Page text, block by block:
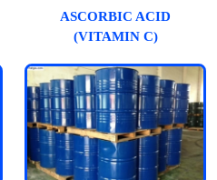
ASCORBIC ACID
(VITAMIN C)